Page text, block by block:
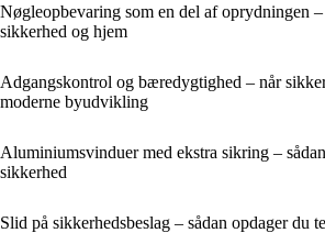
Nøgleopbevaring som en del af oprydningen
sikkerhed og hjem
Adgangskontrol og bæredygtighed – når
moderne byudvikling
Aluminiumsvinduer med ekstra sikring –
sikkerhed
Slid på sikkerhedsbeslag – sådan opdager du